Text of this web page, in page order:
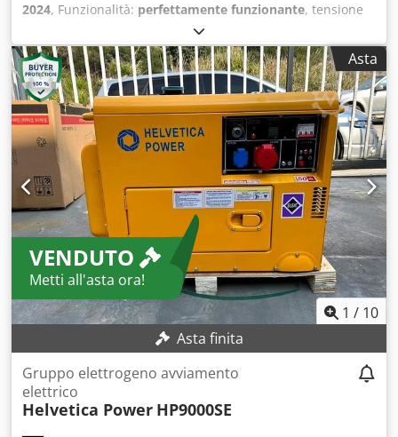
2024, Funzionalità: perfettamente funzionante, tensione
, carburante:
(apparente):140 kVA, frequenza di ingresso:50 Hz,
Gruppo elettrogeno di emergenza Codpfjznh Rkex Ankjrf
Anno di fabbricazione: 2024 – perfettamente funzionante.
Asta
VENDUTO
Metti all'asta ora!
1 / 10
Asta finita
Gruppo elettrogeno avviamento
elettrico
Helvetica Power HP9000SE